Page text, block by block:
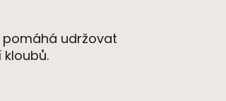
pomáhá udržovat